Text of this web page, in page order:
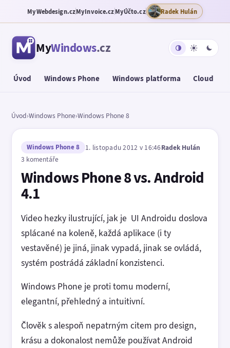
MyWebdesign.czMyInvoice.czMyÚčto.cz Radek Hulán
MyWindows.cz
Úvod Windows Phone Windows platforma Cloud
Úvod›Windows Phone›Windows Phone 8
Windows Phone 8 1. listopadu 2012 v 16:46Radek Hulán
3 komentáře
Windows Phone 8 vs. Android
4.1
Video hezky ilustrující, jak je UI Androidu doslova
splácané na koleně, každá aplikace (i ty
vestavěné) je jiná, jinak vypadá, jinak se ovládá,
systém postrádá základní konzistenci.
Windows Phone je proti tomu moderní,
elegantní, přehledný a intuitivní.
Člověk s alespoň nepatrným citem pro design,
krásu a dokonalost nemůže používat Android